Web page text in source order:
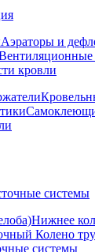
Аэраторы и
кровли
системы
Нижнее
Колено
системы